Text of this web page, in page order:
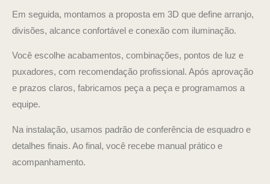
Em seguida, montamos a proposta em 3D que define arranjo,
divisões, alcance confortável e conexão com iluminação.
Você escolhe acabamentos, combinações, pontos de luz e
puxadores, com recomendação profissional. Após aprovação
e prazos claros, fabricamos peça a peça e programamos a
equipe.
Na instalação, usamos padrão de conferência de esquadro e
detalhes finais. Ao final, você recebe manual prático e
acompanhamento.